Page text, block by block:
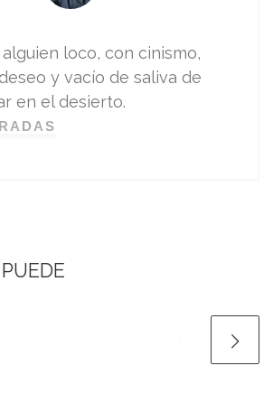
alguien loco, con cinismo,
y vacío de saliva de
en el desierto.